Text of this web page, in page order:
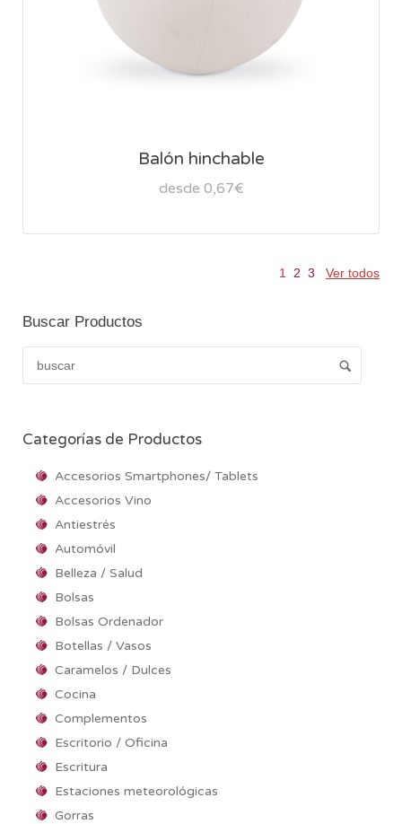
Balón hinchable
desde 0,67€
1 2 3 Ver todos
Buscar Productos
Categorías de Productos
Accesorios Smartphones/ Tablets
Accesorios Vino
Antiestrés
Automóvil
Belleza / Salud
Bolsas
Bolsas Ordenador
Botellas / Vasos
Caramelos / Dulces
Cocina
Complementos
Escritorio / Oficina
Escritura
Estaciones meteorológicas
Gorras